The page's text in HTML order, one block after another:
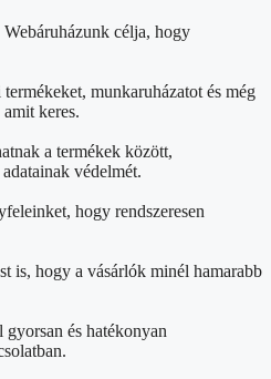
célja, hogy
munkaruházatot és még
keres.
a termékek között,
védelmét.
hogy rendszeresen
is, hogy a vásárlók minél hamarabb
és hatékonyan